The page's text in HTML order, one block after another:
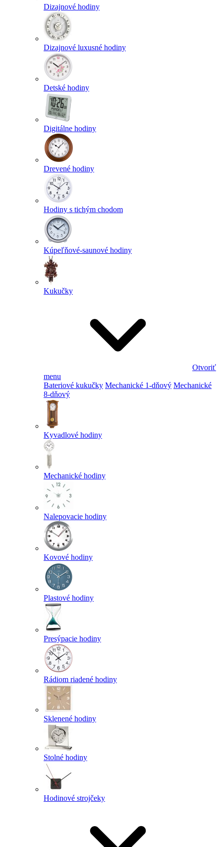
Dizajnové hodiny
Dizajnové luxusné hodiny
Detské hodiny
Digitálne hodiny
Drevené hodiny
Hodiny s tichým chodom
Kúpeľňové-saunové hodiny
Kukučky
Otvoriť
menu
Bateriové kukučky Mechanické 1-dňový Mechanické
8-dňový
Kyvadlové hodiny
Mechanické hodiny
Nalepovacie hodiny
Kovové hodiny
Plastové hodiny
Presýpacie hodiny
Rádiom riadené hodiny
Sklenené hodiny
Stolné hodiny
Hodinové strojčeky